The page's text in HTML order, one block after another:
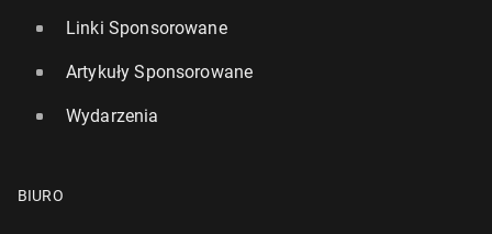
Linki Sponsorowane
Artykuły Sponsorowane
Wydarzenia
BIURO